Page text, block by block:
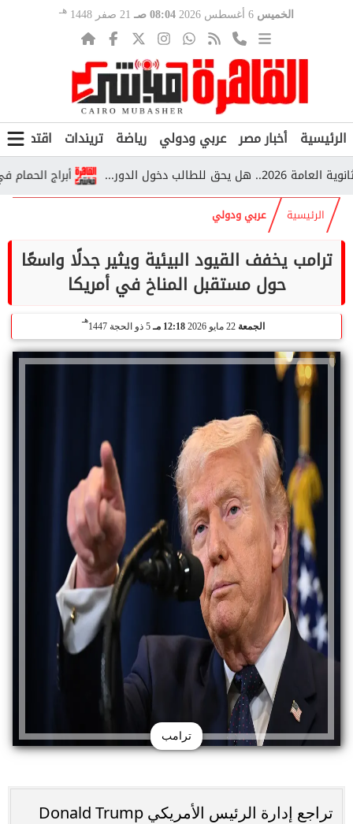
الخميس 08:04 صـ 21 صفر 1448 هـ
الرئيسية أخبار مصر عربي ودولي رياضة تريندات اقتصاد
أبراج الحمام في
الرئيسية عربي ودولي
ترامب يخفف القيود البيئية ويثير جدلًا واسعًا
حول مستقبل المناخ في أمريكا
الجمعة 12:18 مـ 5 ذو الحجة 1447
هـ
ترامب
تراجع إدارة الرئيس الأمريكي Donald Trump